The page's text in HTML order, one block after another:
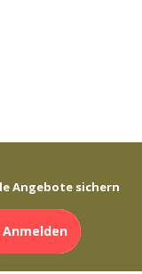
Angebote sichern
Anmelden